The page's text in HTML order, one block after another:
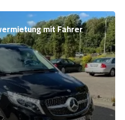
mit Fahrer